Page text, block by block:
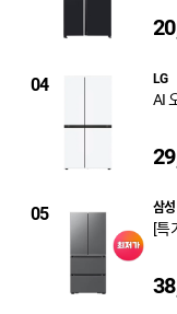
04 LG
AI
05 삼성
[특